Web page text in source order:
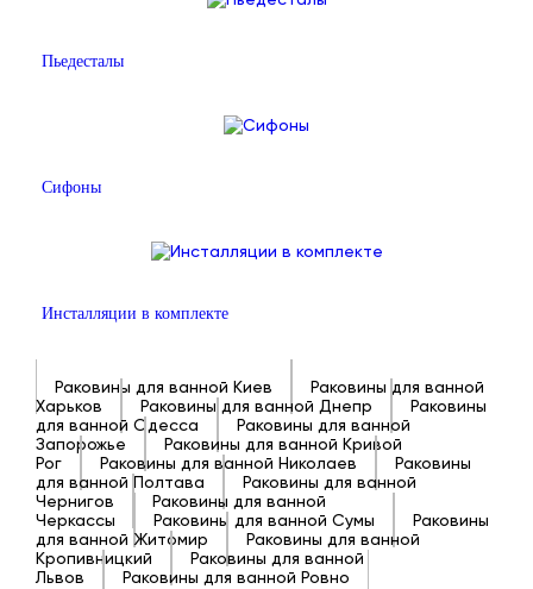
Пьедесталы
Сифоны
Инсталляции в комплекте
Раковины для ванной Киев
Раковины для ванной
Харьков
Раковины для ванной Днепр
Раковины
для ванной Одесса
Раковины для ванной
Запорожье
Раковины для ванной Кривой
Рог
Раковины для ванной Николаев
Раковины
для ванной Полтава
Раковины для ванной
Чернигов
Раковины для ванной
Черкассы
Раковины для ванной Сумы
Раковины
для ванной Житомир
Раковины для ванной
Кропивницкий
Раковины для ванной
Львов
Раковины для ванной Ровно